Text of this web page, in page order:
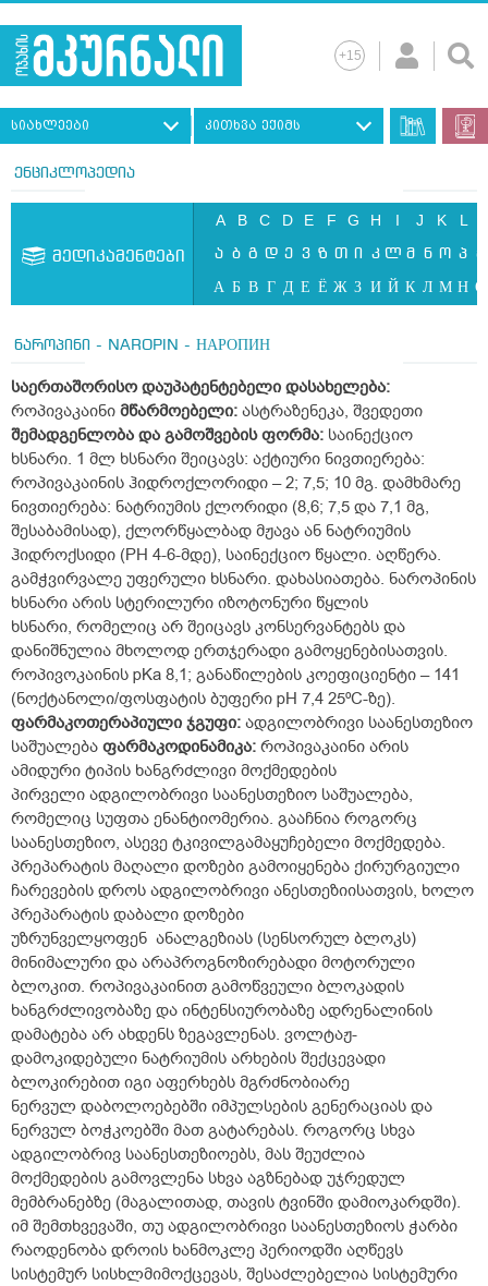
სიახლეები კითხვა ექიმს
ენციკლოპედია
მედიკამენტები
A B C D E F G H I J K L
ა ბ გ დ ე ვ ზ თ ი კ ლ მ ნ ო პ ჟ
А Б В Г Д Е Ё Ж З И Й К Л М Н О
ნაროპინი - NAROPIN - НАРОПИН
საერთაშორისო დაუპატენტებელი დასახელება:
როპივაკაინი მწარმოებელი: ასტრაზენეკა, შვედეთი
შემადგენლობა და გამოშვების ფორმა: საინექციო
ხსნარი. 1 მლ ხსნარი შეიცავს: აქტიური ნივთიერება:
როპივაკაინის ჰიდროქლორიდი – 2; 7,5; 10 მგ. დამხმარე
ნივთიერება: ნატრიუმის ქლორიდი (8,6; 7,5 და 7,1 მგ,
შესაბამისად), ქლორწყალბად მჟავა ან ნატრიუმის
ჰიდროქსიდი (PH 4-6-მდე), საინექციო წყალი. აღწერა.
გამჭვირვალე უფერული ხსნარი. დახასიათება. ნაროპინის
ხსნარი არის სტერილური იზოტონური წყლის
ხსნარი, რომელიც არ შეიცავს კონსერვანტებს და
დანიშნულია მხოლოდ ერთჯერადი გამოყენებისათვის.
როპივოკაინის pKa 8,1; განაწილების კოეფიციენტი – 141
(ნოქტანოლი/ფოსფატის ბუფერი pH 7,4 25ºC-ზე).
ფარმაკოთერაპიული ჯგუფი: ადგილობრივი საანესთეზიო
საშუალება ფარმაკოდინამიკა: როპივაკაინი არის
ამიდური ტიპის ხანგრძლივი მოქმედების
პირველი ადგილობრივი საანესთეზიო საშუალება,
რომელიც სუფთა ენანტიომერია. გააჩნია როგორც
საანესთეზიო, ასევე ტკივილგამაყუჩებელი მოქმედება.
პრეპარატის მაღალი დოზები გამოიყენება ქირურგიული
ჩარევების დროს ადგილობრივი ანესთეზიისათვის, ხოლო
პრეპარატის დაბალი დოზები
უზრუნველყოფენ ანალგეზიას (სენსორულ ბლოკს)
მინიმალური და არაპროგნოზირებადი მოტორული
ბლოკით. როპივაკაინით გამოწვეული ბლოკადის
ხანგრძლივობაზე და ინტენსიურობაზე ადრენალინის
დამატება არ ახდენს ზეგავლენას. ვოლტაჟ-
დამოკიდებული ნატრიუმის არხების შექცევადი
ბლოკირებით იგი აფერხებს მგრძნობიარე
ნერვულ დაბოლოებებში იმპულსების გენერაციას და
ნერვულ ბოჭკოებში მათ გატარებას. როგორც სხვა
ადგილობრივ საანესთეზიოებს, მას შეუძლია
მოქმედების გამოვლენა სხვა აგზნებად უჯრედულ
მემბრანებზე (მაგალითად, თავის ტვინში დამიოკარდში).
იმ შემთხვევაში, თუ ადგილობრივი საანესთეზიოს ჭარბი
რაოდენობა დროის ხანმოკლე პერიოდში აღწევს
სისტემურ სისხლმიმოქცევას, შესაძლებელია სისტემური